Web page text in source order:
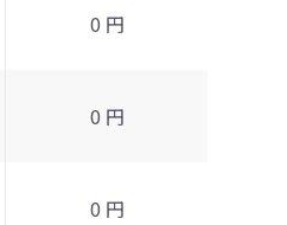
0 円
0 円
0 円